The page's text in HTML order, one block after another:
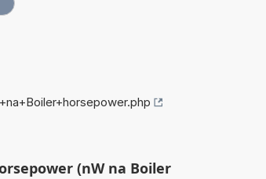
(nW na Boiler